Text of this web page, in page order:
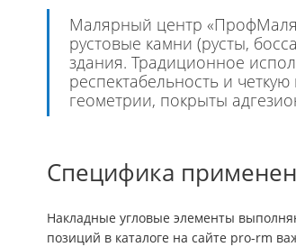
Малярный центр
рустовые камни (русты,
здания. Традиционное
респектабельность и
геометрии, покрыты
Специфика
Накладные угловые элементы
позиций в каталоге на сайте pro-rm